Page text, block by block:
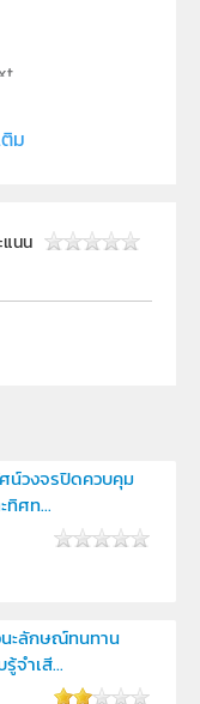
โนโลยี
ม
แนน
น์วงจรปิดควบคุม
ทิศท...
ะลักษณ์ทนทาน
จำเสี...